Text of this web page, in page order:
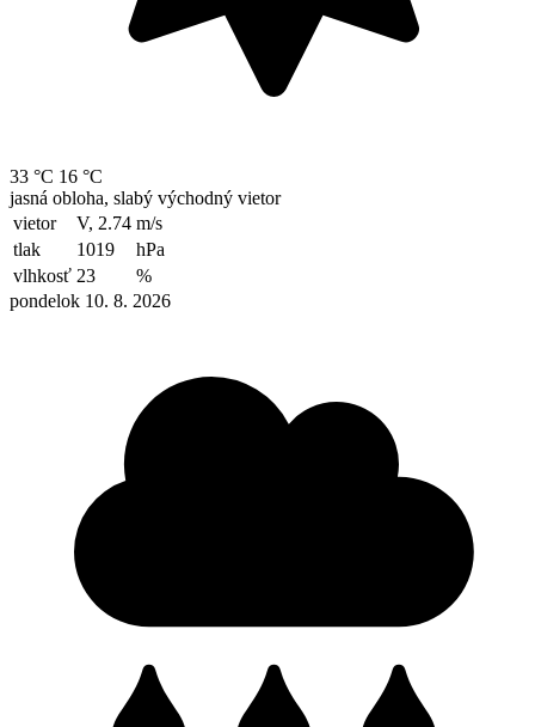
33 °C 16 °C
jasná obloha, slabý východný vietor
vietor
V, 2.74 m/s
tlak
1019
hPa
vlhkosť 23
%
pondelok 10. 8. 2026